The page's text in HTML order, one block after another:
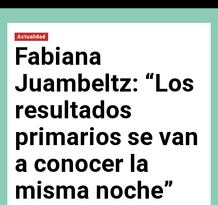
Actualidad
Fabiana
Juambeltz: “Los
resultados
primarios se van
a conocer la
misma noche”